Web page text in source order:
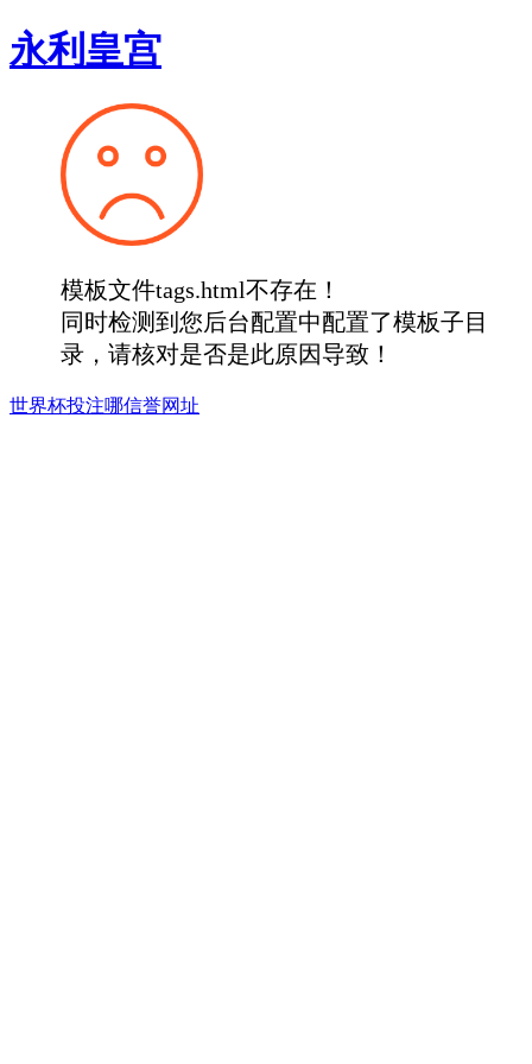
永利皇宫
模板文件tags.html不存在！
同时检测到您后台配置中配置了模板子目
录，请核对是否是此原因导致！
世界杯投注哪信誉网址